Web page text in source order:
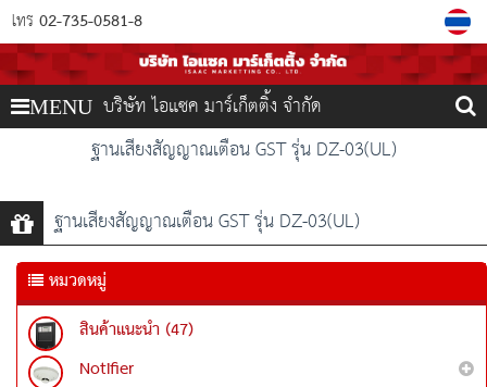
โทร 02-735-0581-8
MENU บริษัท ไอแซค มาร์เก็ตติ้ง จำกัด
ฐานเสียงสัญญาณเตือน GST รุ่น DZ-03(UL)
ฐานเสียงสัญญาณเตือน GST รุ่น DZ-03(UL)
หมวดหมู่
สินค้าแนะนำ (47)
Notifier